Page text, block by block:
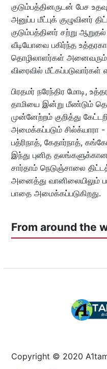
குடும்பத்தினருடன் பேச
அனுப்ப மீட்புக் குழுவினர்
குடும்பத்தினர் சற்று
வீடியோவை பகிர்ந்த
தொழிலாளர்கள் அனைவரும்
விரைவில் மீட்கப்படுவார்கள்
பிரதமர் நரேந்திர மோடி,
தாமியை இன்று மீண்டும்
முன்னேற்றம் குறித்து
அமைக்கப்படும் சில்க்யாரா
பத்ரிநாத், கேதார்நாத்,
இந்து புனித
சார்தாம் நெடுஞ்சாலை
அனைத்து வானிலையிலும்
பாதை அமைக்கப்படுகிறது.
From around the
Copyright © 2020